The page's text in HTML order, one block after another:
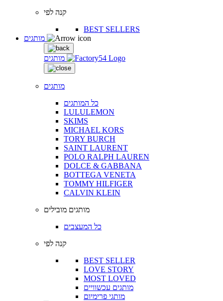
קנה לפי
BEST SELLERS
מותגים
מותגים
כל המותגים
LULULEMON
SKIMS
MICHAEL KORS
TORY BURCH
SAINT LAURENT
POLO RALPH LAUREN
DOLCE & GABBANA
BOTTEGA VENETA
TOMMY HILFIGER
CALVIN KLEIN
מותגים מובילים
כל המעצבים
קנה לפי
BEST SELLER
LOVE STORY
MOST LOVED
מותגים עכשוויים
מותגי פרימיום